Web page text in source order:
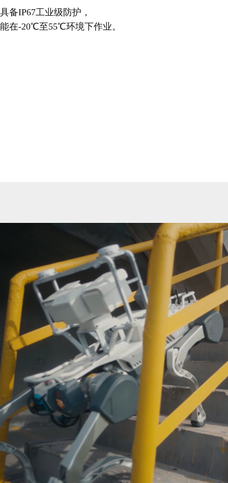
具备IP67工业级防护，
能在-20℃至55℃环境下作业。